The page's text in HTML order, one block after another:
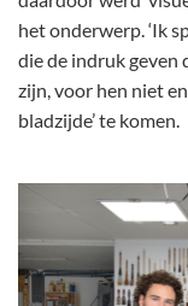
het onderwerp. ‘Ik
die de indruk geven
zijn, voor hen niet
bladzijde’ te komen.